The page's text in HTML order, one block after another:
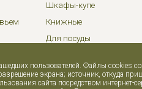
Шкафы-купе
Книжные
Для посуды
пользователей. Файлы cookies
экрана; источник, откуда
сайта посредством интернет-